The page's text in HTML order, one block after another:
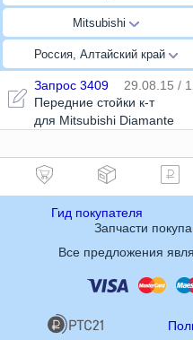
Mitsubishi
Россия, Алтайский край
Запрос 3409 29.08.15 /
Передние стойки к-т
для Mitsubishi Diamante
Гид покупателя
Запчасти
Все предложения